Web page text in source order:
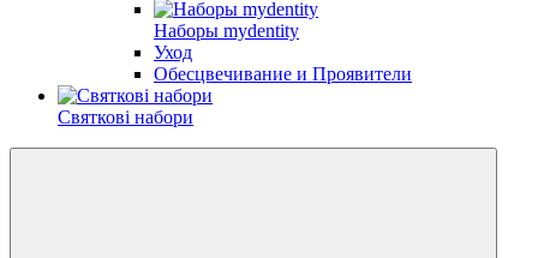
Наборы mydentity
Уход
Обесцвечивание и Проявители
Святкові набори